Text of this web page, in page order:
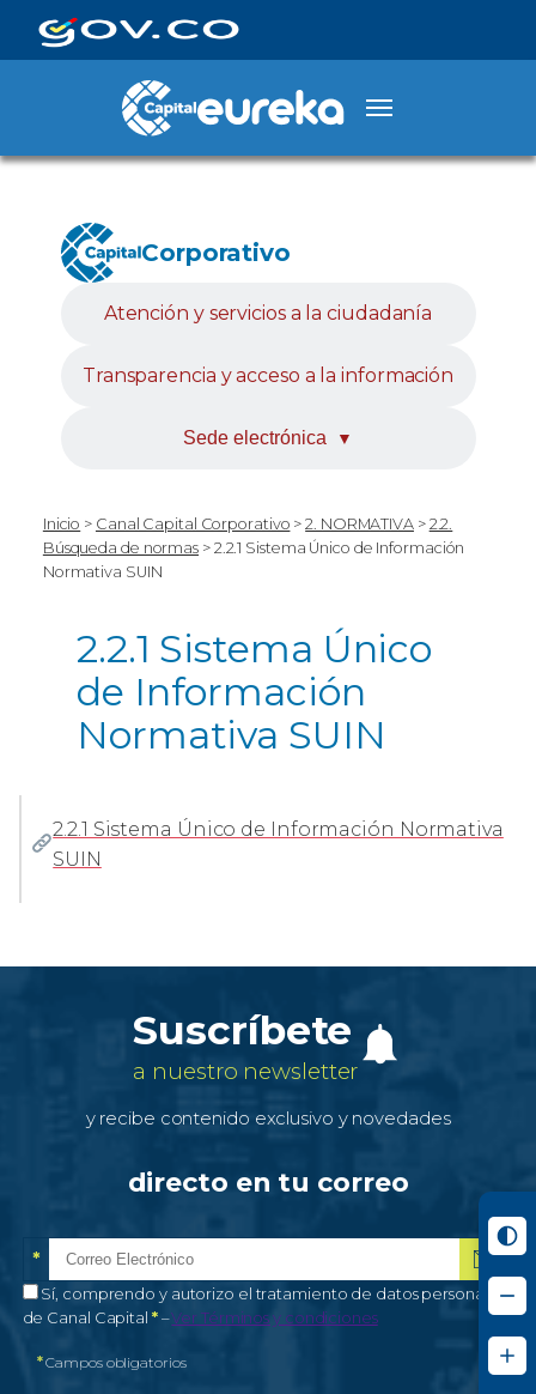
Corporativo
Atención y servicios a la ciudadanía
Transparencia y acceso a la información
Sede electrónica ▼
Inicio > Canal Capital Corporativo >2. NORMATIVA> 2.2.
Búsqueda de normas > 2.2.1 Sistema Único de Información
Normativa SUIN
2.2.1 Sistema Único
de Información
Normativa SUIN
2.2.1 Sistema Único de Información Normativa
SUIN
Suscríbete
a nuestro newsletter
y recibe contenido exclusivo y novedades
directo en tu correo
Correo electrónico*
*
Campo obligatorio
Autorización de tratamiento de datos personales
Sí, comprendo y autorizo el tratamiento de datos personales
de Canal Capital *–Campo obligatorio
Ver Términos y condiciones
*Campos obligatorios